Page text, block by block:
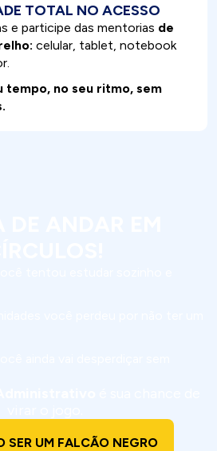
TOTAL NO ACESSO
e participe das mentorias de
celular, tablet, notebook
tempo, no seu ritmo, sem
SER UM FALCÃO NEGRO